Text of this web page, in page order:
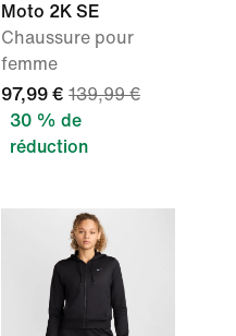
Moto 2K SE
Chaussure pour
femme
97,99 € 139,99 €
30 % de
réduction